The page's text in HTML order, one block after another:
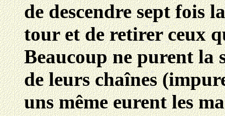
de descendre sept fois
tour et de retirer ceux
Beaucoup ne purent la
de leurs chaînes
uns même eurent les